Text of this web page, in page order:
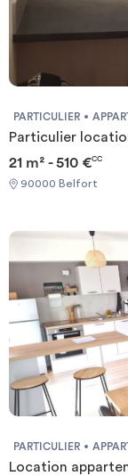
PARTICULIER
Particulier
21 m² - 510 €CC
90000 Belfort
PARTICULIER
Location